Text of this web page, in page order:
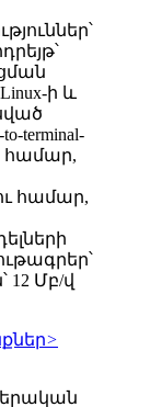
ի և
terminal-
համար,
համար,
12 Մբ/վ
>